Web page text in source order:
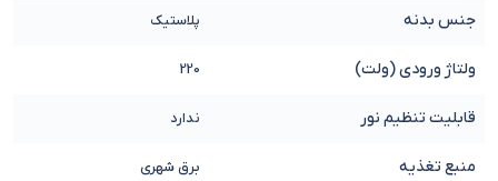
جنس بدنه پلاستیک
ولتاژ ورودی (ولت) 220
قابلیت تنظیم نور ندارد
منبع تغذیه برق شهری